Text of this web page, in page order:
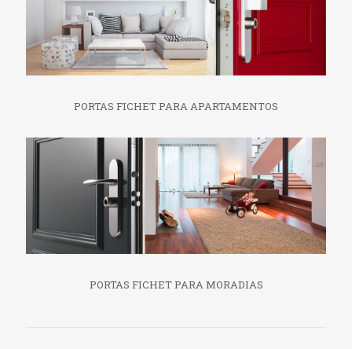
PORTAS FICHET PARA APARTAMENTOS
PORTAS FICHET PARA MORADIAS